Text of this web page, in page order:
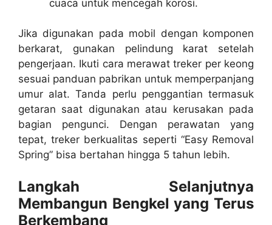
cuaca untuk mencegah korosi.
Jika digunakan pada mobil dengan komponen
berkarat, gunakan pelindung karat setelah
pengerjaan. Ikuti cara merawat treker per keong
sesuai panduan pabrikan untuk memperpanjang
umur alat. Tanda perlu penggantian termasuk
getaran saat digunakan atau kerusakan pada
bagian pengunci. Dengan perawatan yang
tepat, treker berkualitas seperti “Easy Removal
Spring” bisa bertahan hingga 5 tahun lebih.
Langkah Selanjutnya
Membangun Bengkel yang Terus
Berkembang